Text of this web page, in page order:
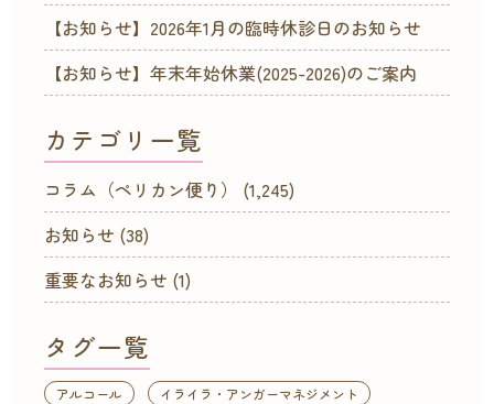
【お知らせ】2026年1月の臨時休診日のお知らせ
【お知らせ】年末年始休業(2025-2026)のご案内
カテゴリ一覧
コラム（ペリカン便り）
(1,245)
お知らせ (38)
重要なお知らせ (1)
タグ一覧
アルコール
イライラ・アンガーマネジメント